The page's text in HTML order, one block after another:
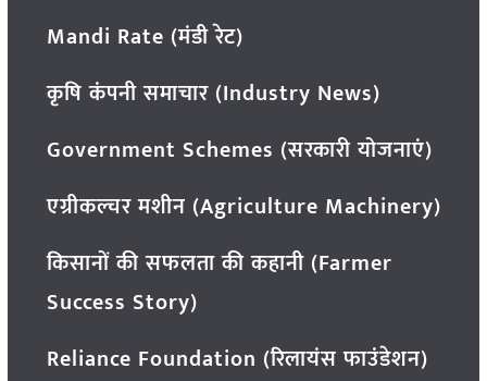
Mandi Rate (मंडी रेट)
कृषि कंपनी समाचार (Industry News)
Government Schemes (सरकारी योजनाएं)
एग्रीकल्चर मशीन (Agriculture Machinery)
किसानों की सफलता की कहानी (Farmer
Success Story)
Reliance Foundation (रिलायंस फाउंडेशन)